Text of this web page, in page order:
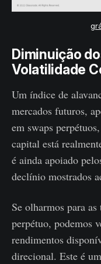
Diminuição
Volatilidade
Um índice de
mercados futuros,
em swaps
capital está
é ainda apoiado
declínio mostrados
Se olharmos para
perpétuo, podemos
rendimentos
direcional. Este é